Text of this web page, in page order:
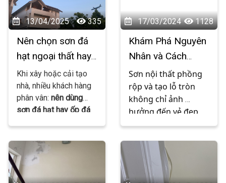
13/04/2025 335
Nên chọn sơn đá
hạt ngoại thất hay
ốp đá thật? – Tư
vấn từ người trong
nghề
Khi xây hoặc cải tạo
nhà, nhiều khách hàng
phân vân: nên dùng
sơn đá hạt hay ốp đá
hai đều có vẻ ngoài
sang trọng, bền bỉ và
mang lại cảm giác “xịn
17/03/2024 1128
Khám Phá Nguyên
Nhân và Cách
Khắc Phục Hiện
Tượng Sơn Nội
Thất Phồng Rộp
và Tạo Lỗ Tròn
Sơn nội thất phồng
rộp và tạo lỗ tròn
không chỉ ảnh
hưởng đến vẻ đẹp
của không gian sống
cho gia chủ về chất
lượng và độ bền của
bức tường. Vậy